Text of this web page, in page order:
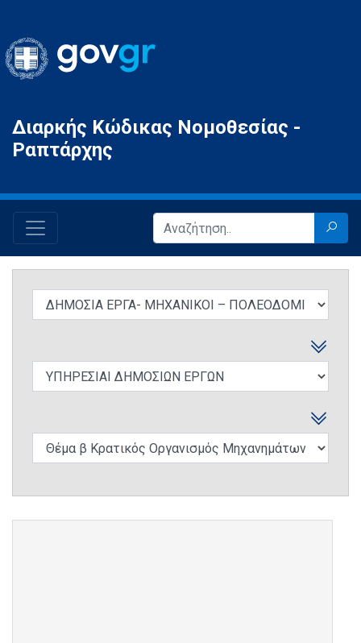
Gov.gr
Διαρκής Κώδικας Νομοθεσίας -
Ραπτάρχης